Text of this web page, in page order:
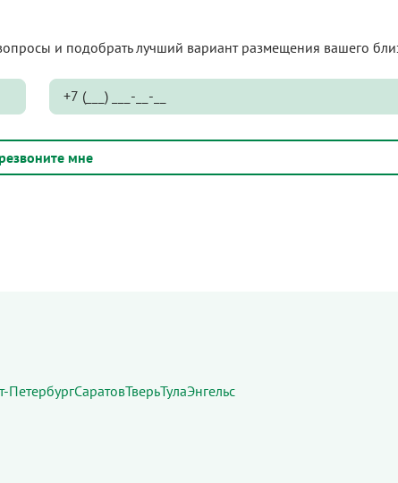
и подобрать лучший вариант размещения вашего
ПетербургСаратовТверьТулаЭнгельс